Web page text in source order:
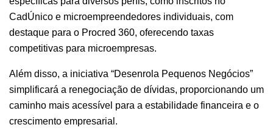
CadÚnico e microempreendedores individuais, com
destaque para o Procred 360, oferecendo taxas
competitivas para microempresas.
Além disso, a iniciativa “Desenrola Pequenos Negócios”
simplificará a renegociação de dívidas, proporcionando um
caminho mais acessível para a estabilidade financeira e o
crescimento empresarial.